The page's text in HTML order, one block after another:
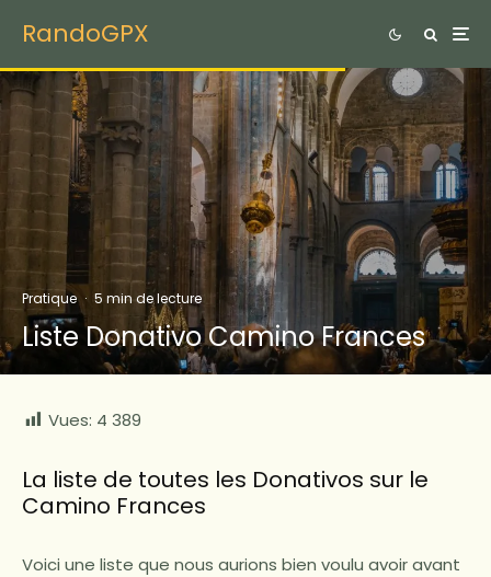
RandoGPX
Pratique · 5 min de lecture
Liste Donativo Camino Frances
Vues: 4 389
La liste de toutes les Donativos sur le
Camino Frances
Voici une liste que nous aurions bien voulu avoir avant